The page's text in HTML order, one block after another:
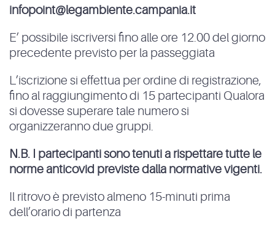
infopoint@legambiente.campania.it
E’ possibile iscriversi fino alle ore 12.00 del giorno
precedente previsto per la passeggiata
L’iscrizione si effettua per ordine di registrazione,
fino al raggiungimento di 15 partecipanti Qualora
si dovesse superare tale numero si
organizzeranno due gruppi.
N.B. I partecipanti sono tenuti a rispettare tutte le
norme anticovid previste dalla normative vigenti.
Il ritrovo è previsto almeno 15-minuti prima
dell’orario di partenza